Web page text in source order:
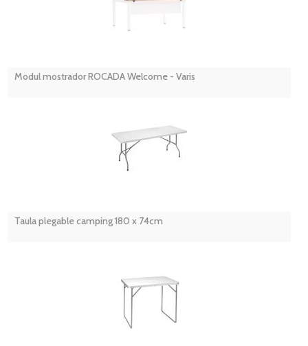
Modul mostrador ROCADA Welcome - Varis
Taula plegable camping 180 x 74cm